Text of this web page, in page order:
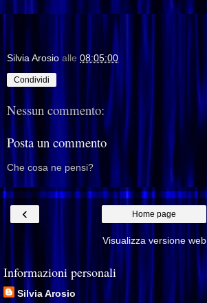
Silvia Arosio alle 08:05:00
Condividi
Nessun commento:
Posta un commento
Che cosa ne pensi?
‹ Home page
Visualizza versione web
Informazioni personali
Silvia Arosio